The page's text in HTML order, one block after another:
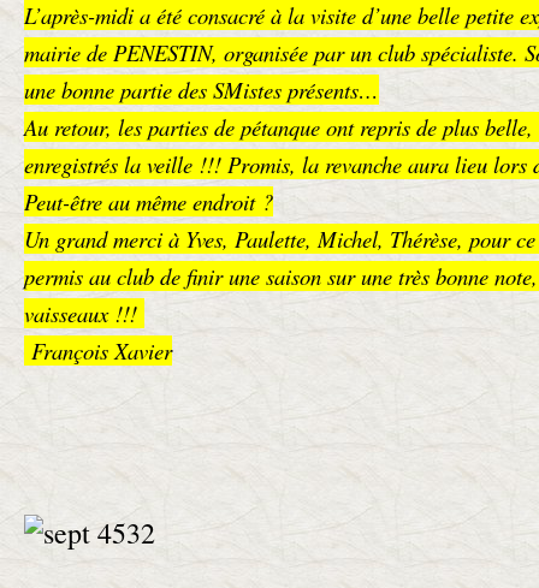
L’après-midi a été consacré à la visite d’une belle petite
mairie de PENESTIN, organisée par un club spécialiste.
une bonne partie des SMistes présents…
Au retour, les parties de pétanque ont repris de plus
enregistrés la veille !!! Promis, la revanche aura lieu lors
Peut-être au même endroit ?
Un grand merci à Yves, Paulette, Michel, Thérèse, pour
permis au club de finir une saison sur une très bonne
vaisseaux !!!
François Xavier